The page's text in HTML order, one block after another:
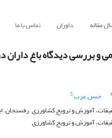
مقاله داوران تماس با ما
بررسی دیدگاه باغ داران
حسن عرب5
آموزش و ترویج کشاورزی. رفسنجان.
آموزش و ترویج کشاورزی